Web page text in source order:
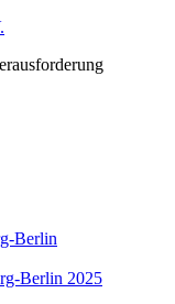
Berlin
Berlin 2025